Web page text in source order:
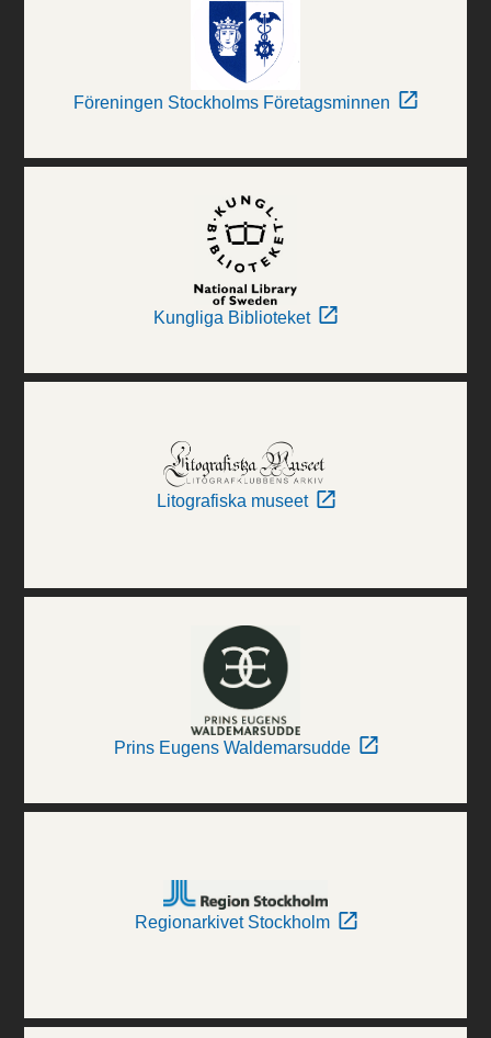
Föreningen Stockholms Företagsminnen
Kungliga Biblioteket
Litografiska museet
Prins Eugens Waldemarsudde
Regionarkivet Stockholm